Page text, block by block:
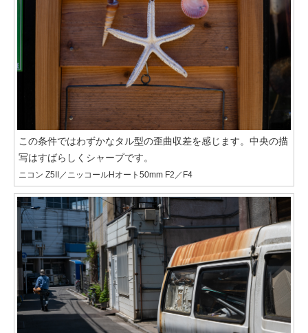
この条件ではわずかなタル型の歪曲収差を感じます。中央の描
写はすばらしくシャープです。
ニコン Z5II／ニッコールHオート50mm F2／F4